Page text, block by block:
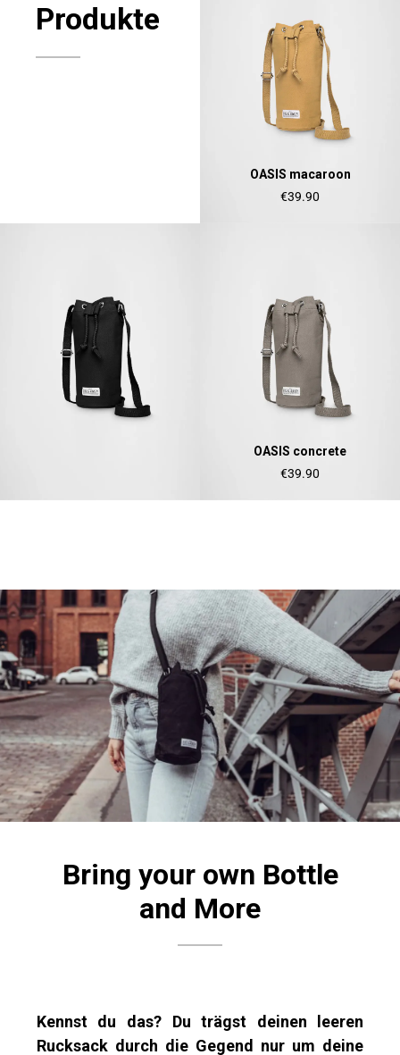
Produkte
OASIS macaroon
€39.90
OASIS concrete
€39.90
Bring your own Bottle
and More
Kennst du das? Du trägst deinen leeren
Rucksack durch die Gegend nur um deine